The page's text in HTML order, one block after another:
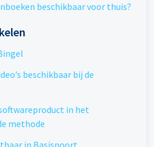
beschikbaar voor thuis?
beschikbaar bij de
in het
methode
in Basispoort